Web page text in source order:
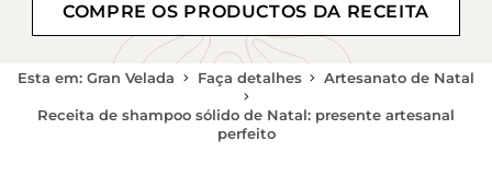
COMPRE OS PRODUCTOS DA RECEITA
Esta em: Gran Velada Faça detalhes Artesanato de Natal
Receita de shampoo sólido de Natal: presente artesanal
perfeito